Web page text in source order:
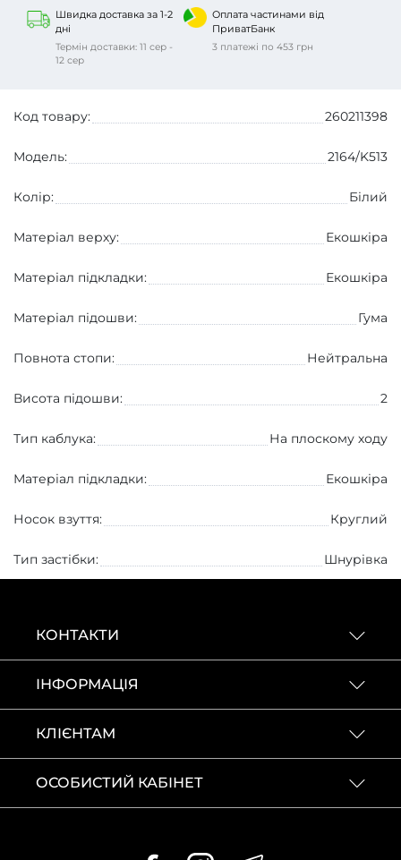
Швидка доставка за 1-2
дні
Термін доставки: 11 сер -
12 сер
Оплата частинами від
ПриватБанк
3 платежі по 453 грн
Код товару: 260211398
Модель: 2164/K513
Колір: Білий
Матеріал верху: Екошкіра
Матеріал підкладки: Екошкіра
Матеріал підошви: Гума
Повнота стопи: Нейтральна
Висота підошви: 2
Тип каблука: На плоскому ходу
Матеріал підкладки: Екошкіра
Носок взуття: Круглий
Тип застібки: Шнурівка
КОНТАКТИ
ІНФОРМАЦІЯ
КЛІЄНТАМ
ОСОБИСТИЙ КАБІНЕТ